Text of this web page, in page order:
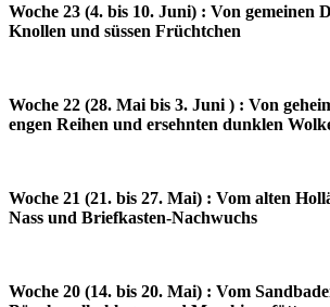
Woche 23 (4. bis 10. Juni) : Von gemeinen
Knollen und süssen Früchtchen
Woche 22 (28. Mai bis 3. Juni ) : Von
engen Reihen und ersehnten dunklen
Woche 21 (21. bis 27. Mai) : Vom alten
Nass und Briefkasten-Nachwuchs
Woche 20 (14. bis 20. Mai) : Vom